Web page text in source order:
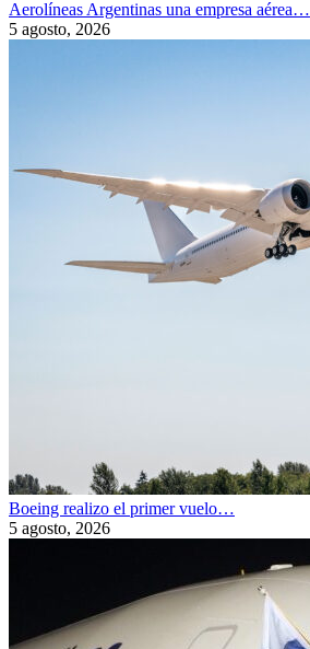
Aerolíneas Argentinas una empresa aérea…
5 agosto, 2026
Boeing realizo el primer vuelo…
5 agosto, 2026